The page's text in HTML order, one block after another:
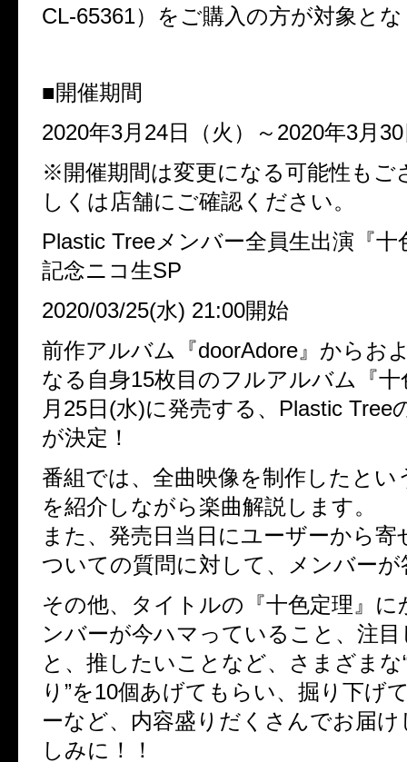
CL-65361）をご購入の方が対象と
■開催期間
2020年3月 24日（火）～ 2020年3月 30
※開催期間は変更になる可能性もご
しくは店舗にご確認ください。
Plastic Treeメンバー全員生出演『十
記念ニコ生SP
2020/03/25(水) 21:00開始
前作アルバム『doorAdore 』からお
なる自身15枚目のフルアルバム『十
月 25日(水)に発売する、 Plastic Tree
が決定！
番組では、全曲映像を制作したとい
を紹介しながら楽曲解説します。
また、発売日当日にユーザーから
ついての質問に対して、メンバー
その他、タイトルの『十色定理』に
ンバーが今ハマっていること、注
と、推したいことなど、さまざまな
り ”を10個あげてもらい、掘り下げ
ーなど、内容盛りだくさんでお届
しみに！！